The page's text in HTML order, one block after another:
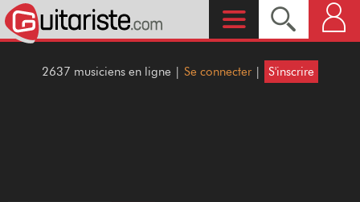
2637 musiciens en ligne | Se connecter | S'inscrire